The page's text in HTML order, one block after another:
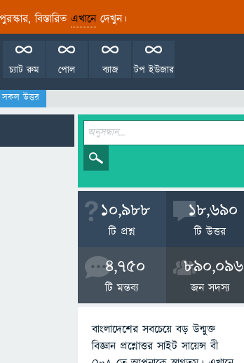
বিস্তারিত এখানেদেখুন।
টপ ইউজার
ব্যাজ
পোল
চ্যাট রুম
সকল উত্তর
10,988
টি প্রশ্ন
18,690
টি উত্তর
4,750
টি মন্তব্য
890,096
জন সদস্য
বাংলাদেশের সবচেয়ে বড় উন্মুক্ত
বিজ্ঞান প্রশ্নোত্তর সাইট সায়েন্স বী